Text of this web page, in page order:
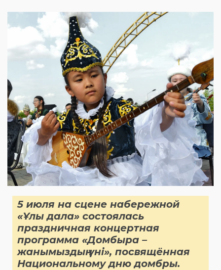
5 июля на сцене набережной
«Ұлы дала» состоялась
праздничная концертная
программа «Домбыра –
жанымыздың үні», посвящённая
Национальному дню домбры.